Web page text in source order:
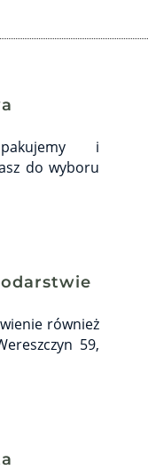
i
do wyboru
również
59,